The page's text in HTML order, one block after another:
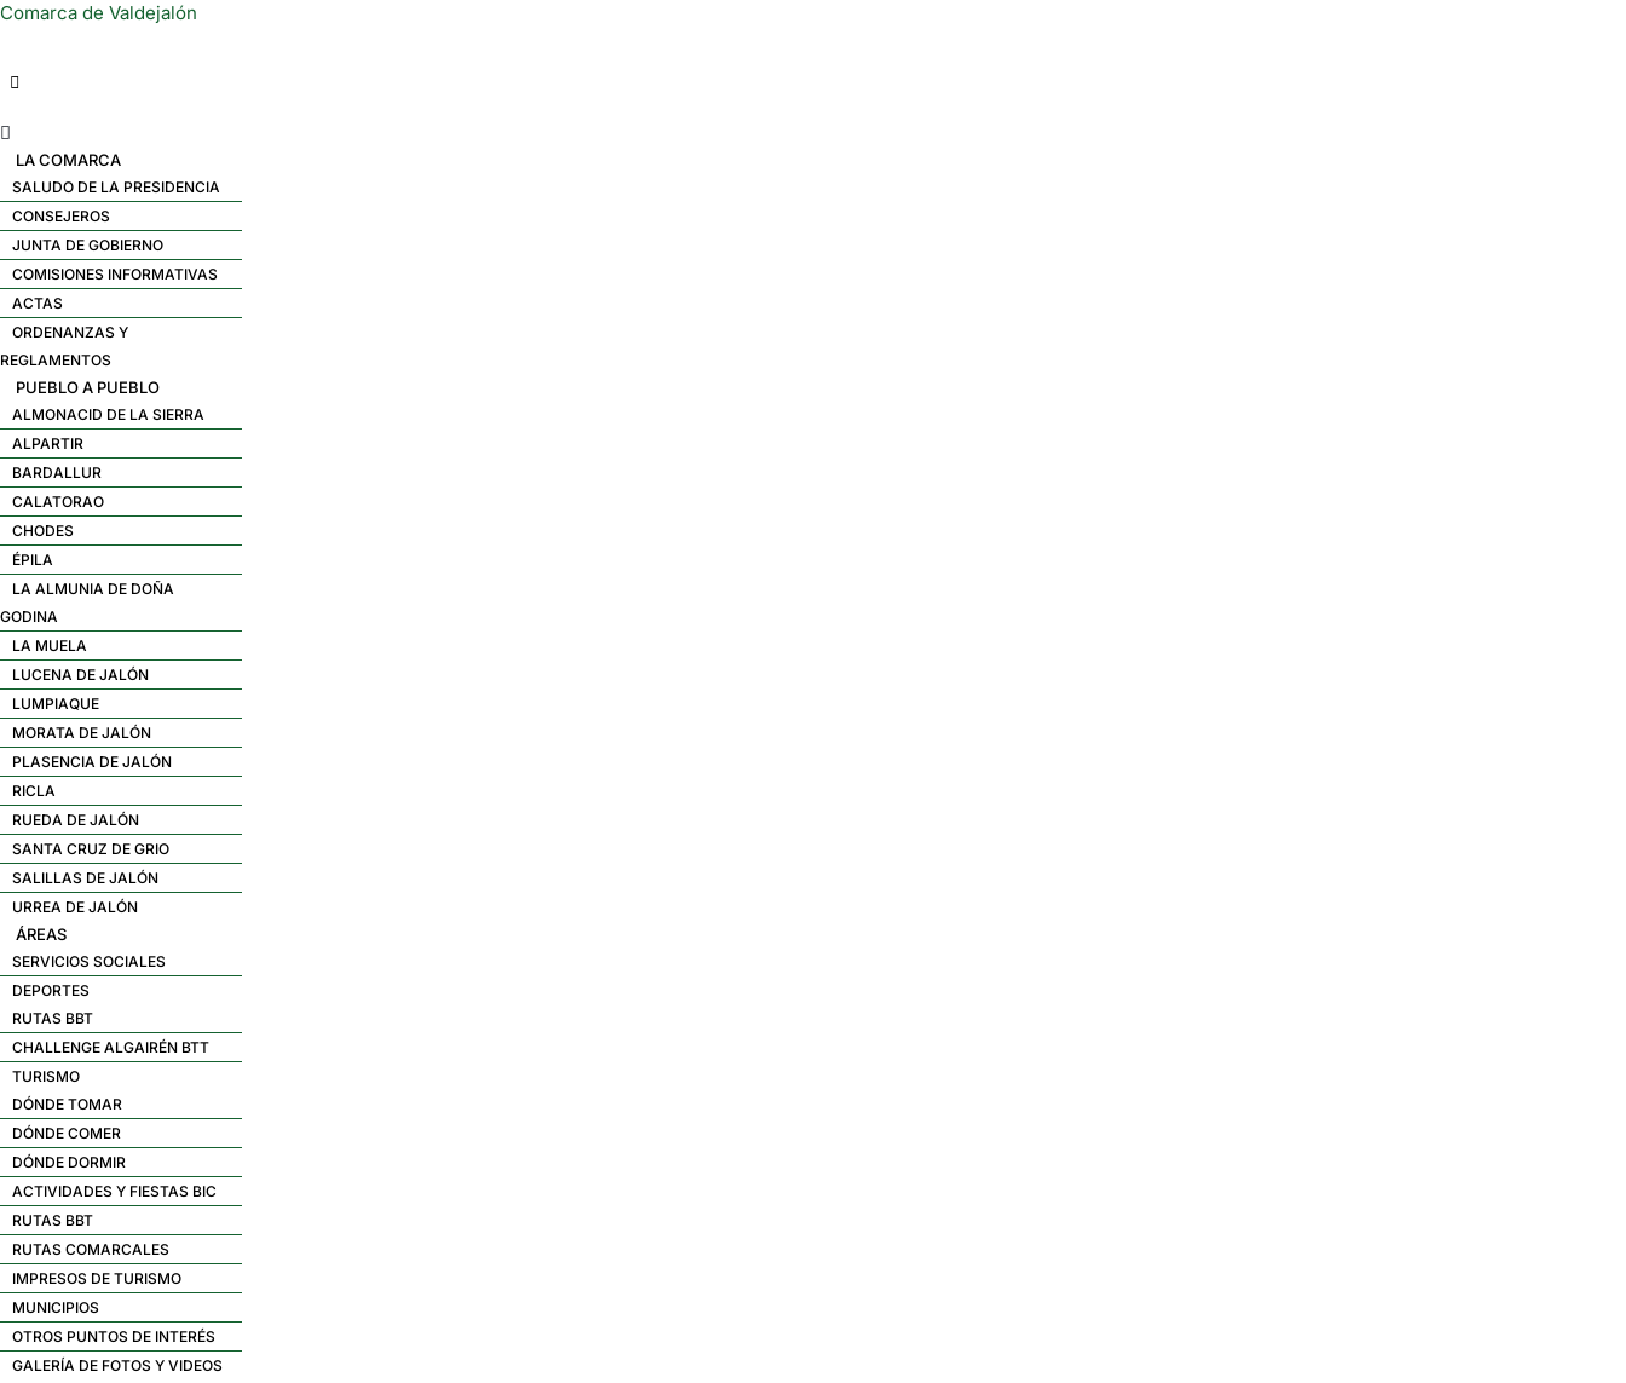
Comarca de Valdejalón
Menú
LA COMARCA
SALUDO DE LA PRESIDENCIA
CONSEJEROS
JUNTA DE GOBIERNO
COMISIONES INFORMATIVAS
ACTAS
ORDENANZAS Y
REGLAMENTOS
PUEBLO A PUEBLO
ALMONACID DE LA SIERRA
ALPARTIR
BARDALLUR
CALATORAO
CHODES
ÉPILA
LA ALMUNIA DE DOÑA
GODINA
LA MUELA
LUCENA DE JALÓN
LUMPIAQUE
MORATA DE JALÓN
PLASENCIA DE JALÓN
RICLA
RUEDA DE JALÓN
SANTA CRUZ DE GRIO
SALILLAS DE JALÓN
URREA DE JALÓN
ÁREAS
SERVICIOS SOCIALES
DEPORTES
RUTAS BBT
CHALLENGE ALGAIRÉN BTT
TURISMO
DÓNDE TOMAR
DÓNDE COMER
DÓNDE DORMIR
ACTIVIDADES Y FIESTAS BIC
RUTAS BBT
RUTAS COMARCALES
IMPRESOS DE TURISMO
MUNICIPIOS
OTROS PUNTOS DE INTERÉS
GALERÍA DE FOTOS Y VIDEOS